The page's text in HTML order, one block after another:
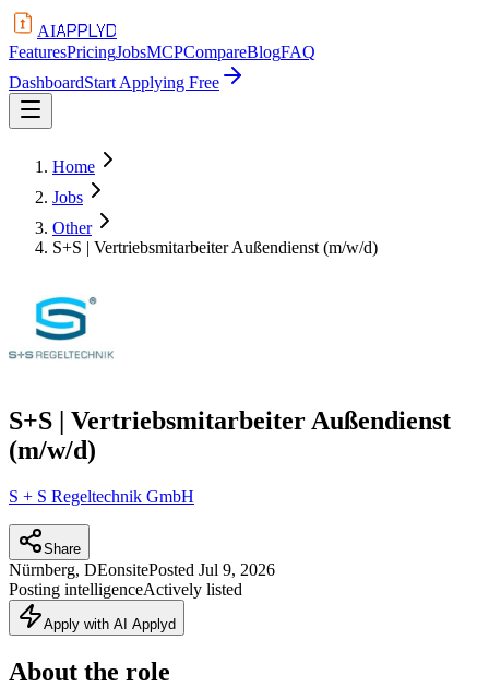
AIAPPLYD
FeaturesPricingJobsMCPCompareBlogFAQ
DashboardStart Applying Free
Home
Jobs
Other
S+S | Vertriebsmitarbeiter Außendienst (m/w/d)
S+S | Vertriebsmitarbeiter Außendienst
(m/w/d)
S + S Regeltechnik GmbH
Share
Nürnberg, DEonsitePosted Jul 9, 2026
Posting intelligenceActively listed
Apply with AI Applyd
About the role